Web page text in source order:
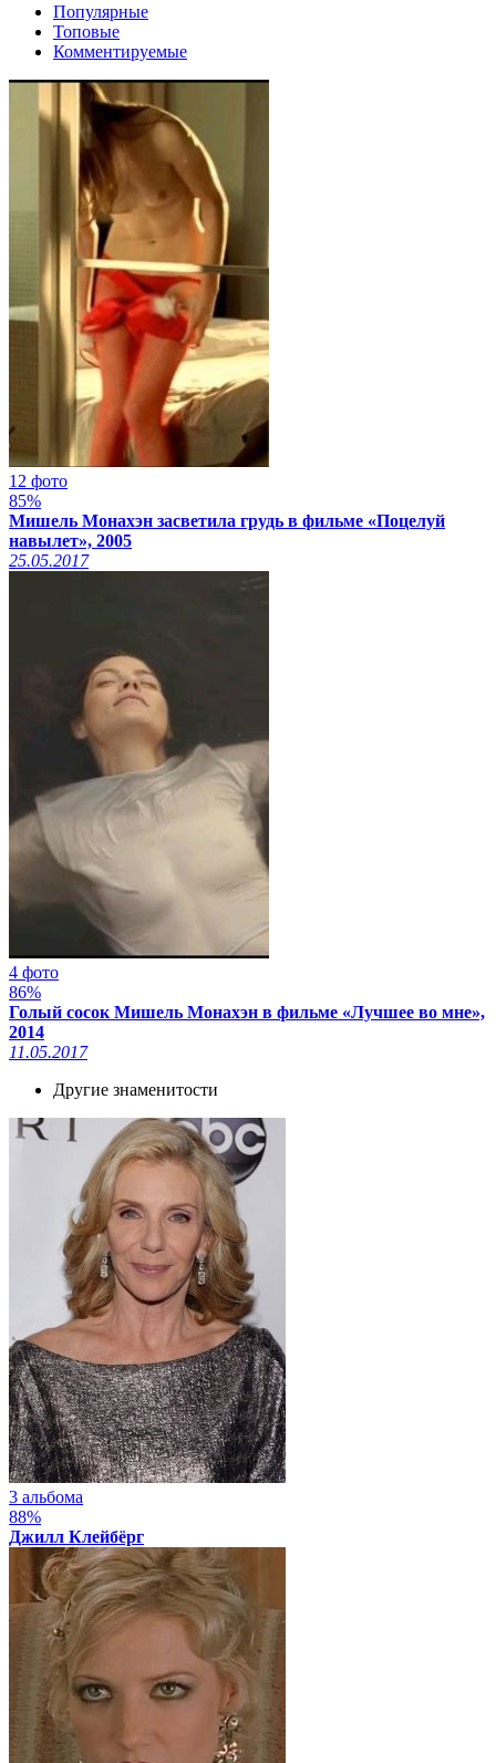
Популярные
Топовые
Комментируемые
12 фото
85%
Мишель Монахэн засветила грудь в фильме «Поцелуй
навылет», 2005
25.05.2017
4 фото
86%
Голый сосок Мишель Монахэн в фильме «Лучшее во мне»,
2014
11.05.2017
Другие знаменитости
3 альбома
88%
Джилл Клейбёрг